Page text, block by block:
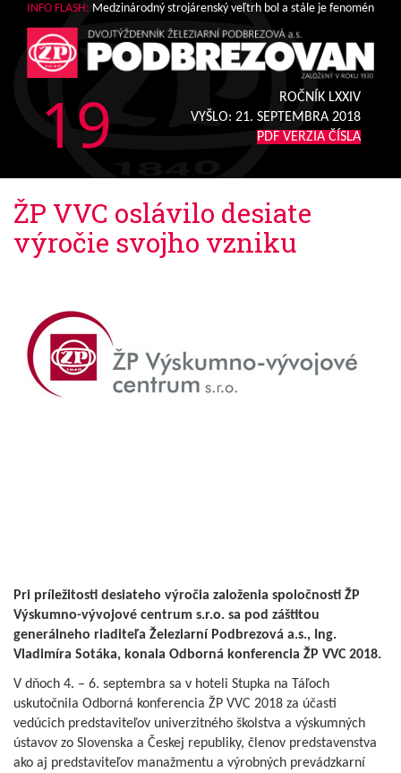
INFO FLASH: Medzinárodný strojárenský veľtrh bol a stále je fenomén
19
ROČNÍK LXXIV
VYŠLO: 21. SEPTEMBRA 2018
PDF VERZIA ČÍSLA
ŽP VVC oslávilo desiate
výročie svojho vzniku
Pri príležitosti desiateho výročia založenia spoločnosti ŽP
Výskumno-vývojové centrum s.r.o. sa pod záštitou
generálneho riaditeľa Železiarní Podbrezová a.s., Ing.
Vladimíra Sotáka, konala Odborná konferencia ŽP VVC 2018.
V dňoch 4. – 6. septembra sa v hoteli Stupka na Táľoch
uskutočnila Odborná konferencia ŽP VVC 2018 za účasti
vedúcich predstaviteľov univerzitného školstva a výskumných
ústavov zo Slovenska a Českej republiky, členov predstavenstva
ako aj predstaviteľov manažmentu a výrobných prevádzkarní